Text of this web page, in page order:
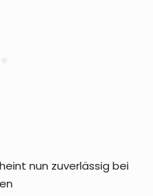
nun zuverlässig bei